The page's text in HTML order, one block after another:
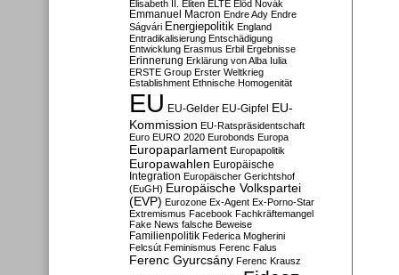
Elisabeth II. Eliten ELTE Előd Novák
Emmanuel Macron Endre Ady Endre
Ságvári Energiepolitik England
Entradikalisierung Entschädigung
Entwicklung Erasmus Erbil Ergebnisse
Erinnerung Erklärung von Alba Iulia
ERSTE Group Erster Weltkrieg
Establishment Ethnische Homogenität
EU EU-Gelder EU-Gipfel EU-
Kommission EU-Ratspräsidentschaft
Euro EURO 2020 Eurobonds Europa
Europaparlament Europapolitik
Europawahlen Europäische
Integration Europäischer Gerichtshof
(EuGH) Europäische Volkspartei
(EVP) Eurozone Ex-Agent Ex-Porno-Star
Extremismus Facebook Fachkräftemangel
Fake News falsche Beweise
Familienpolitik Federica Mogherini
Felcsút Feminismus Ferenc Falus
Ferenc Gyurcsány Ferenc Krausz